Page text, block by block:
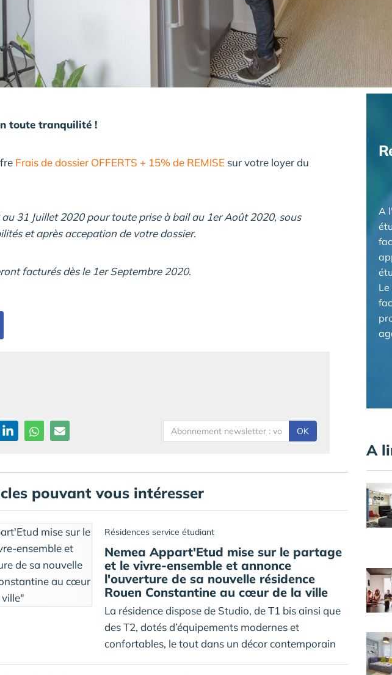
toute tranquilité !
Frais de dossier OFFERTS + 15% de REMISE sur votre loyer du
31 Juillet 2020 pour toute prise à bail au 1er Août 2020, sous
et après accepation de votre dossier.
facturés dès le 1er Septembre 2020.
OK
pouvant vous intéresser
Résidences service étudiant
Nemea Appart'Etud mise sur le partage
et le vivre-ensemble et annonce
l'ouverture de sa nouvelle résidence
Rouen Constantine au cœur de la ville
La résidence dispose de Studio, de T1 bis ainsi que
des T2, dotés d’équipements modernes et
confortables, le tout dans un décor contemporain
A
A